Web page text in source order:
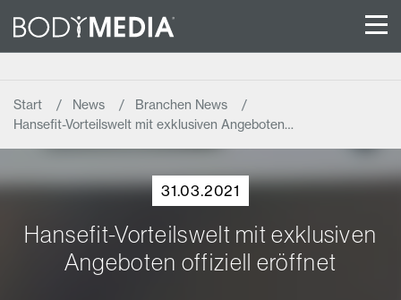
Start News
Branchen News
Hansefit-Vorteilswelt mit exklusiven Angeboten…
31.03.2021
Hansefit-Vorteilswelt mit exklusiven
Angeboten offiziell eröffnet